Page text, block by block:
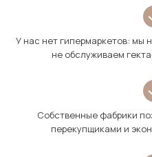
У нас нет гипермаркетов: мы
не обслуживаем
Собственные фабрики
перекупщиками и